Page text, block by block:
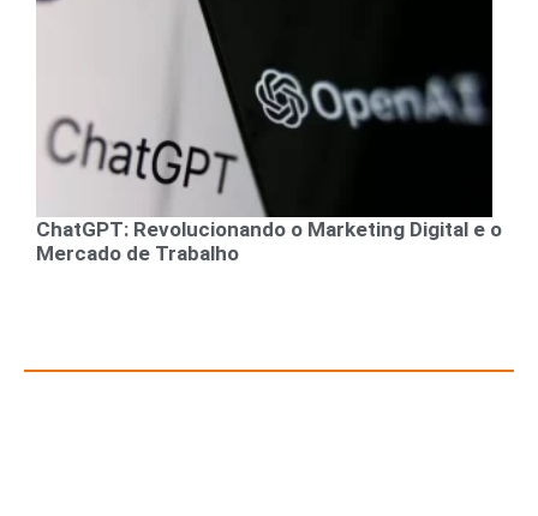
ChatGPT: Revolucionando o Marketing Digital e o
Mercado de Trabalho